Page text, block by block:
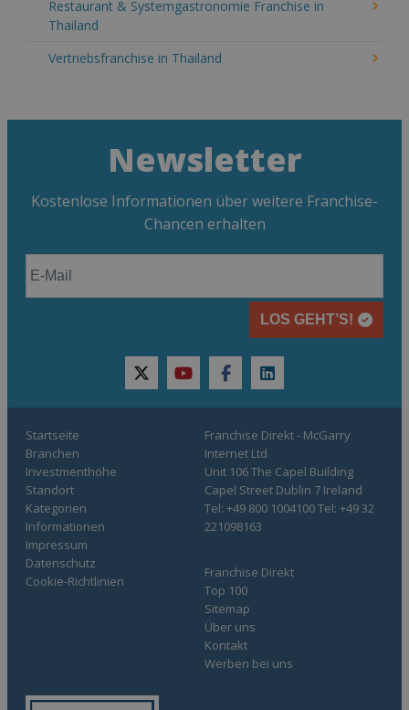
Restaurant & Systemgastronomie Franchise in
Thailand
Vertriebsfranchise in Thailand
Newsletter
Kostenlose Informationen über weitere Franchise-
Chancen erhalten
LOS GEHT’S!
twitteryoutubefacebooklinkedin
Startseite
Branchen
Investmenthöhe
Standort
Kategorien
Informationen
Franchise Direkt
Top 100
Sitemap
Über uns
Kontakt
Werben bei uns
Impressum
Datenschutz
Cookie-Richtlinien
Franchise Direkt - McGarry
Internet Ltd
Unit 106 The Capel Building
Capel Street Dublin 7 Ireland
Tel: +49 800 1004100 Tel: +49 32
221098163